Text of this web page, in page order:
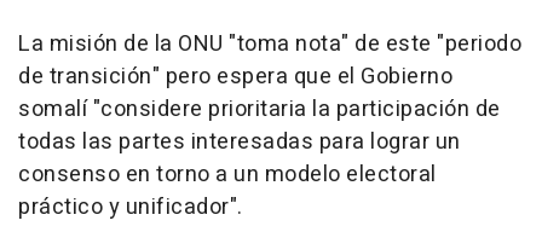
La misión de la ONU "toma nota" de este "periodo
de transición" pero espera que el Gobierno
somalí "considere prioritaria la participación de
todas las partes interesadas para lograr un
consenso en torno a un modelo electoral
práctico y unificador".